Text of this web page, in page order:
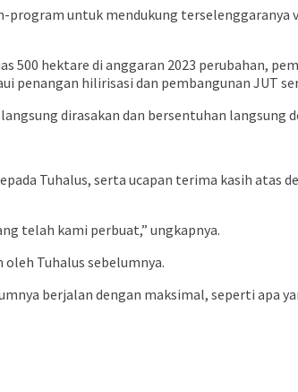
program untuk mendukung terselenggaranya
500 hektare di anggaran 2023 perubahan,
hilirisasi dan pembangunan JUT
dirasakan dan bersentuhan langsung
Tuhalus, serta ucapan terima kasih atas
telah kami perbuat,” ungkapnya.
Tuhalus sebelumnya.
berjalan dengan maksimal, seperti apa